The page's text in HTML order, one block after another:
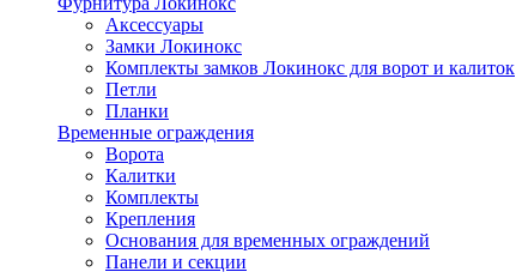
Аксессуары
Замки Локинокс
Комплекты замков Локинокс для ворот и калиток
Петли
Планки
Временные ограждения
Ворота
Калитки
Комплекты
Крепления
Основания для временных ограждений
Панели и секции